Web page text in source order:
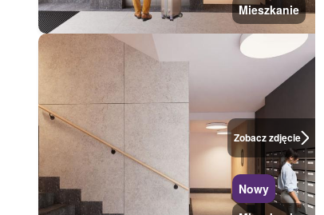
Mieszkanie
Zobacz zdjęcie
Nowy